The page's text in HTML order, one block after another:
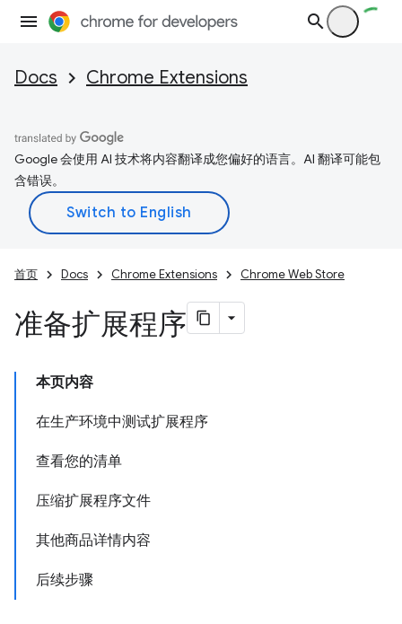
Docs Chrome Extensions
Google 会使用 AI 技术将内容翻译成您偏好的语言。AI 翻译可能包
含错误。
首页 Docs Chrome Extensions Chrome Web Store
准备扩展程序
本页内容
在生产环境中测试扩展程序
查看您的清单
压缩扩展程序文件
其他商品详情内容
后续步骤